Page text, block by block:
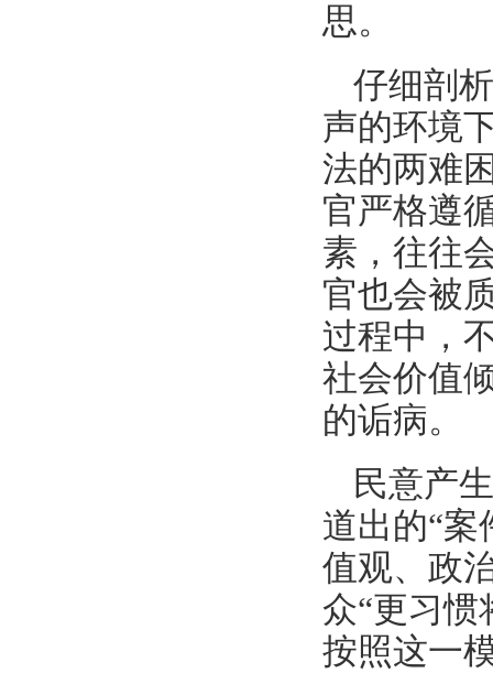
思。
仔细剖
声的环境
法的两难
官严格遵
素，往往
官也会被
过程中，
社会价值
的诟病。
民意产
道出的“案
值观、政
众“更习惯
按照这一